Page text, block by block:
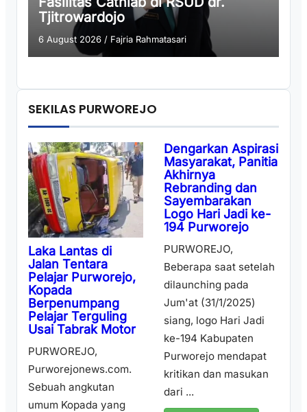
Tjitrowardojo
6 August 2026 / Fajria Rahmatasari
SEKILAS PURWOREJO
Laka Lantas di
Jalan Tentara
Pelajar Purworejo,
Kopada
Berpenumpang
Pelajar Terguling
Usai Tabrak Motor
PURWOREJO,
Purworejonews.com.
Sebuah angkutan
umum Kopada yang
Dengarkan Aspirasi
Masyarakat, Panitia
Akhirnya
Rebranding dan
Sayembarakan
Logo Hari Jadi ke-
194 Purworejo
PURWOREJO,
Beberapa saat setelah
dilaunching pada
Jum'at (31/1/2025)
siang, logo Hari Jadi
ke-194 Kabupaten
Purworejo mendapat
kritikan dan masukan
dari ...